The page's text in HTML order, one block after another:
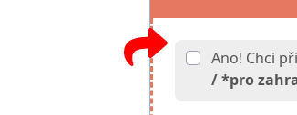
Ano! Chci
/ *pro